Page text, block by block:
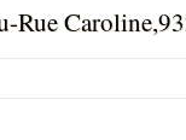
Rue